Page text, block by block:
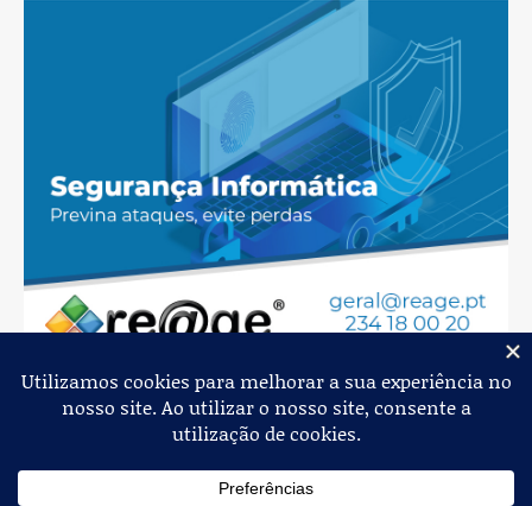
Jornal de Albergaria,2026© Todos os Direitos Reservados
Estatuto Editorial